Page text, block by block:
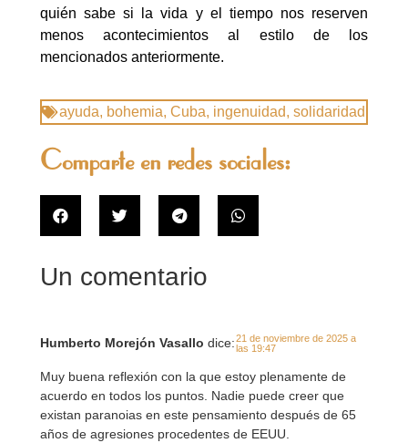
quién sabe si la vida y el tiempo nos reserven
menos acontecimientos al estilo de los
mencionados anteriormente.
ayuda, bohemia, Cuba, ingenuidad, solidaridad
Comparte en redes sociales:
Un comentario
Humberto Morejón Vasallo dice:21 de noviembre de 2025 a
las 19:47
Muy buena reflexión con la que estoy plenamente de
acuerdo en todos los puntos. Nadie puede creer que
existan paranoias en este pensamiento después de 65
años de agresiones procedentes de EEUU.